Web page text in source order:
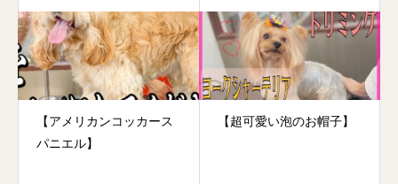
【アメリカンコッカース
パニエル】
【超可愛い泡のお帽子】